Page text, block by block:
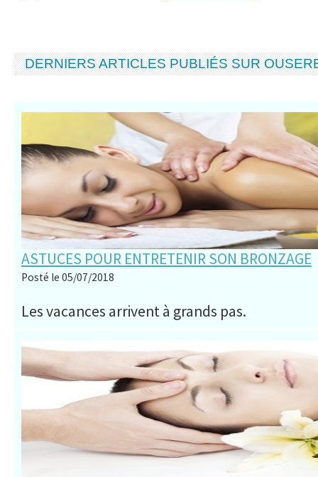
DERNIERS ARTICLES PUBLIÉS SUR
ASTUCES POUR ENTRETENIR SON BRONZAGE
Posté le 05/07/2018
Les vacances arrivent à grands pas.